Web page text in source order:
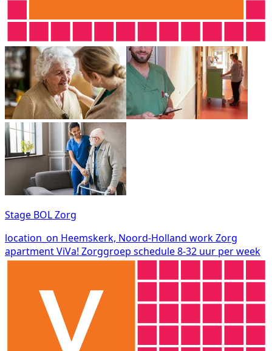
Stage BOL Zorg
location_on Heemskerk, Noord-Holland workZorg
apartmentViVa! Zorggroep schedule8-32 uur per week